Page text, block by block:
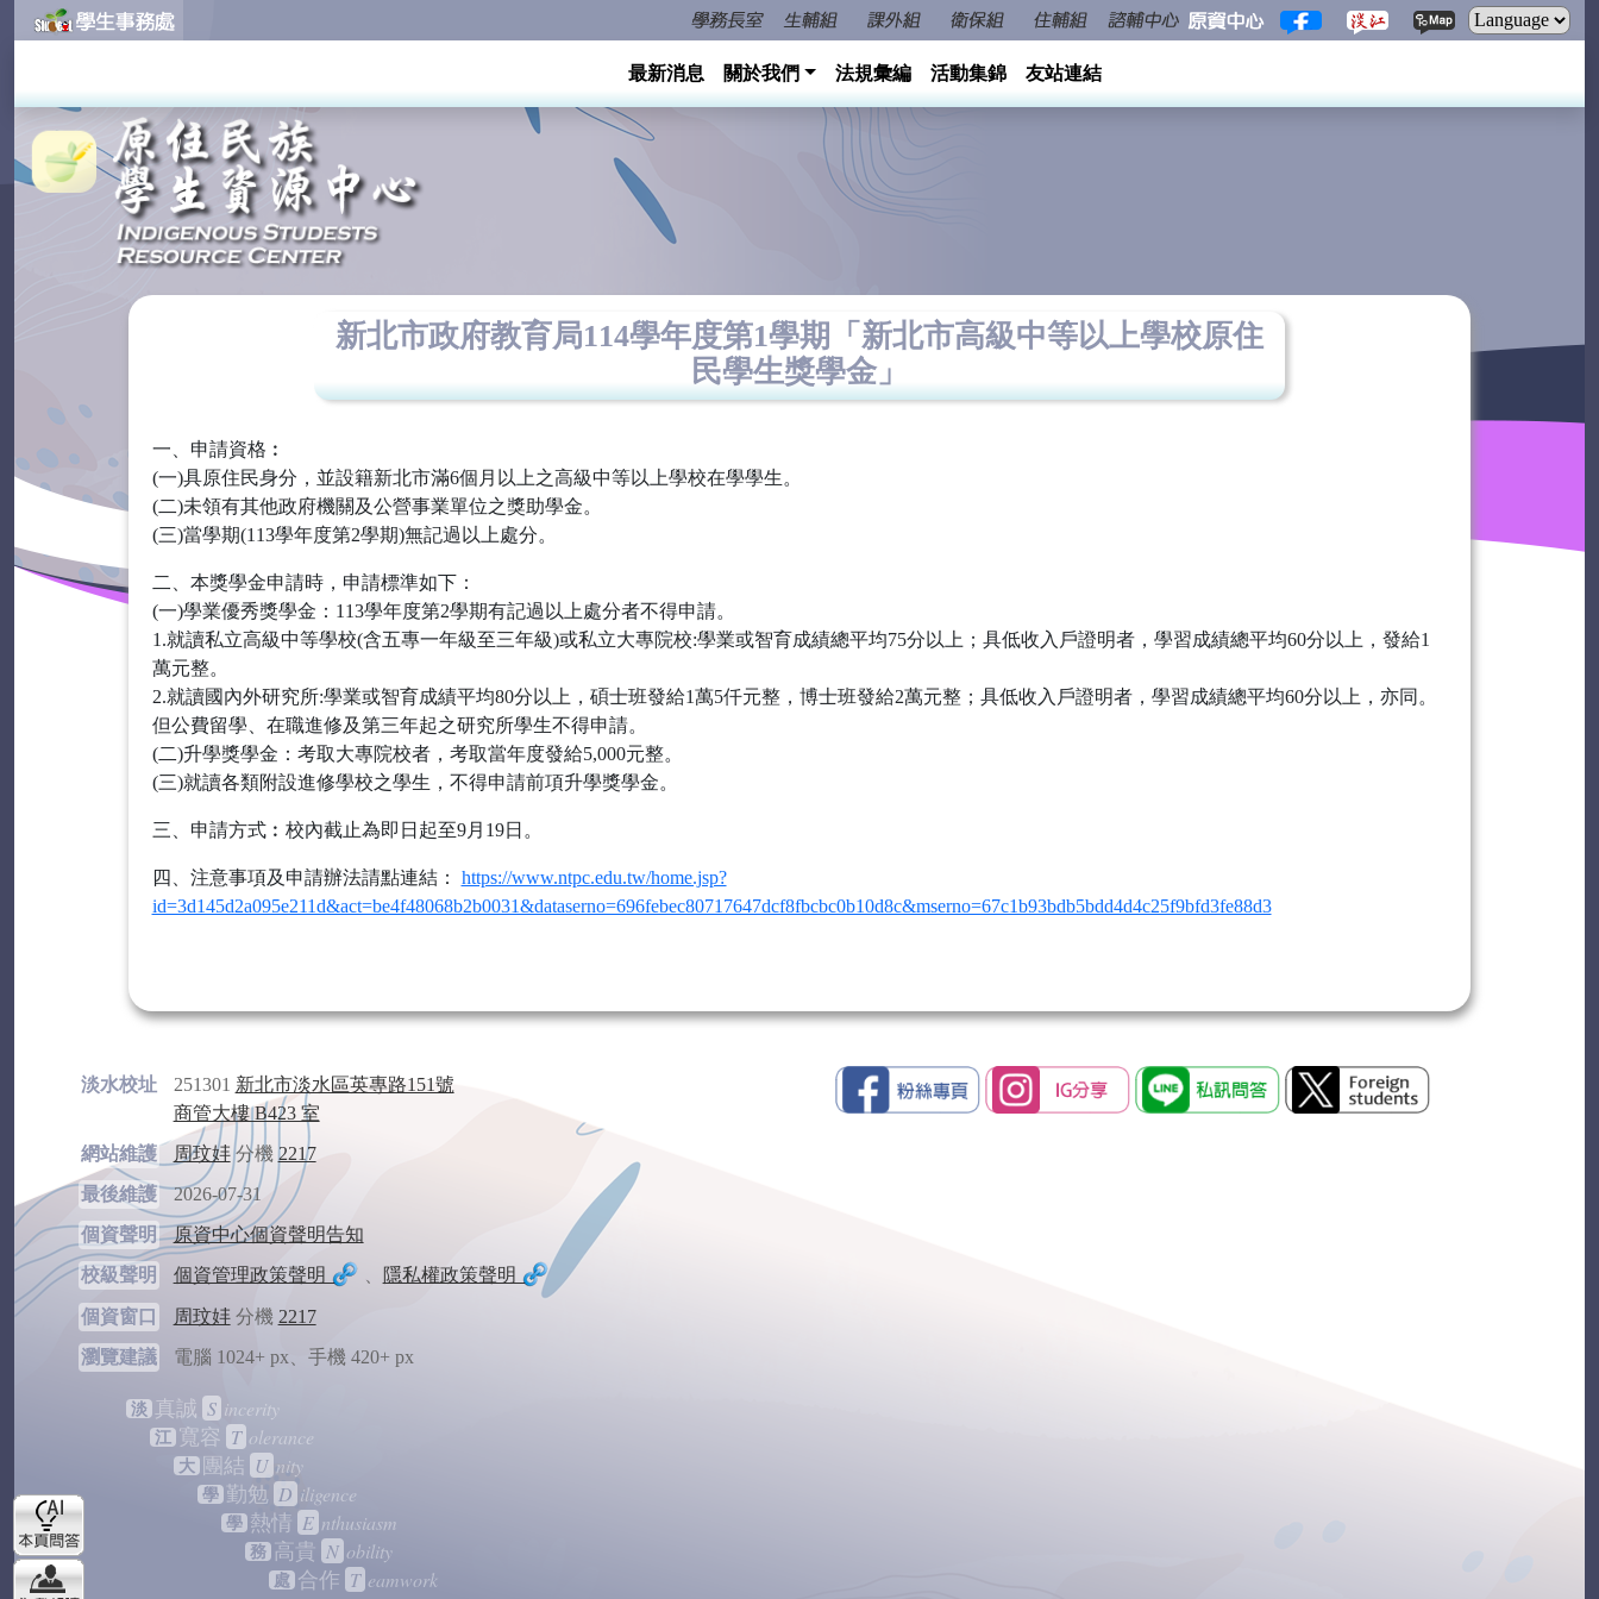
最新消息 關於我們 法規彙編 活動集錦 友站連結
新北市政府教育局114學年度第1學期「新北市高級中等以上學校原住
民學生獎學金」
一、申請資格︰
(一)具原住民身分，並設籍新北市滿6個月以上之高級中等以上學校在學學生。
(二)未領有其他政府機關及公營事業單位之獎助學金。
(三)當學期(113學年度第2學期)無記過以上處分。
二、本獎學金申請時，申請標準如下：
(一)學業優秀獎學金：113學年度第2學期有記過以上處分者不得申請。
1.就讀私立高級中等學校(含五專一年級至三年級)或私立大專院校:學業或智育成績總平均75分以上；具低收入戶證明者，學習成績總平均60分以上，發給1
萬元整。
2.就讀國內外研究所:學業或智育成績平均80分以上，碩士班發給1萬5仟元整，博士班發給2萬元整；具低收入戶證明者，學習成績總平均60分以上，亦同。
但公費留學、在職進修及第三年起之研究所學生不得申請。
(二)升學獎學金：考取大專院校者，考取當年度發給5,000元整。
(三)就讀各類附設進修學校之學生，不得申請前項升學獎學金。
三、申請方式︰校內截止為即日起至9月19日。
四、注意事項及申請辦法請點連結： https://www.ntpc.edu.tw/home.jsp?
id=3d145d2a095e211d&act=be4f48068b2b0031&dataserno=696febec80717647dcf8fbcbc0b10d8c&mserno=67c1b93bdb5bdd4d4c25f9bfd3fe88d3
淡水校址 251301 新北市淡水區英專路151號
商管大樓 B423 室
網站維護
周玟妦分機 2217
最後維護
2026-07-31
個資聲明
原資中心個資聲明告知
校級聲明
個資管理政策聲明 隱私權政策聲明
個資窗口 周玟妦分機 2217
瀏覽建議
電腦 1024+ px、手機 420+ px
淡 真誠 S incerity
江 寬容 T olerance
大 團結 U nity
學 勤勉 D iligence
學 熱情 E nthusiasm
務 高貴 N obility
處 合作 T eamwork